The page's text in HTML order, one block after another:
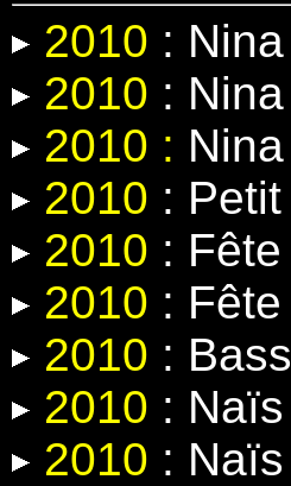
2010 :
2010 :
2010 :
2010 :
2010 :
2010 :
2010 :
2010 :
2010 :